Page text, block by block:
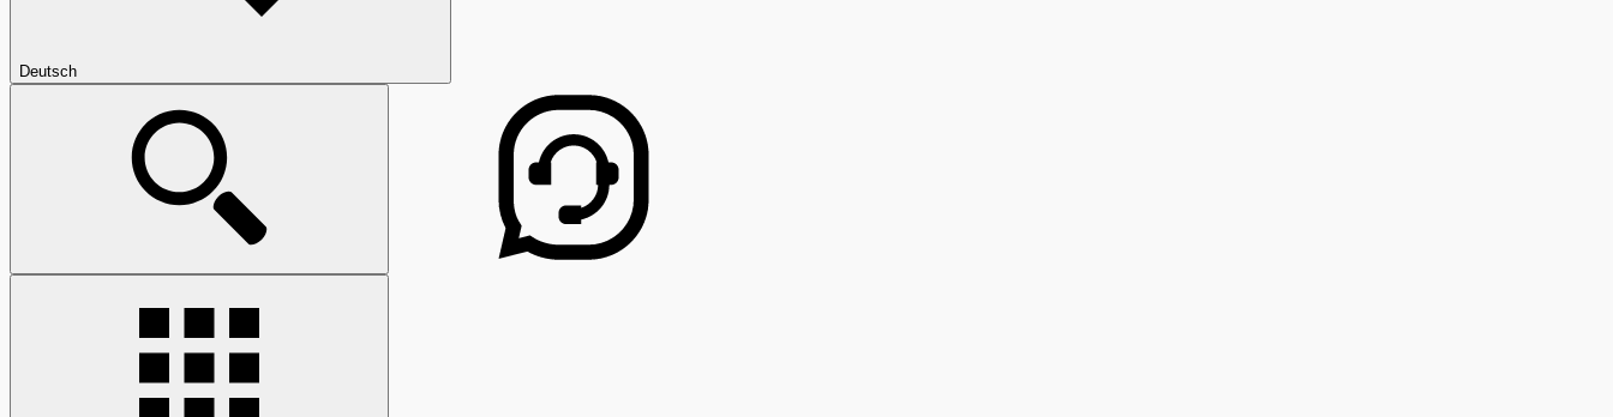
Deutsch